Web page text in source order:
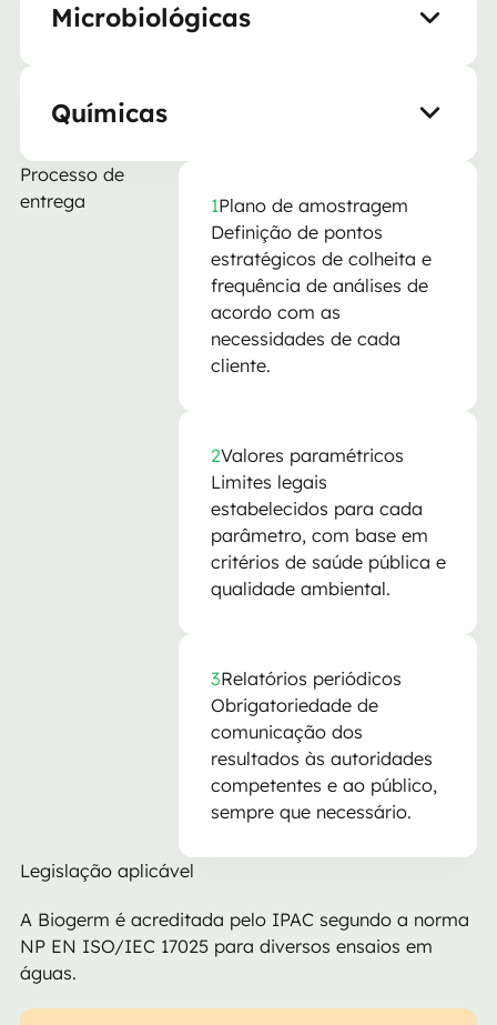
Microbiológicas
Químicas
Processo de
entrega
1Plano de amostragem
Definição de pontos
estratégicos de colheita e
frequência de análises de
acordo com as
necessidades de cada
cliente.
2Valores paramétricos
Limites legais
estabelecidos para cada
parâmetro, com base em
critérios de saúde pública e
qualidade ambiental.
3Relatórios periódicos
Obrigatoriedade de
comunicação dos
resultados às autoridades
competentes e ao público,
sempre que necessário.
Legislação aplicável
A Biogerm é acreditada pelo IPAC segundo a norma
NP EN ISO/IEC 17025 para diversos ensaios em
águas.